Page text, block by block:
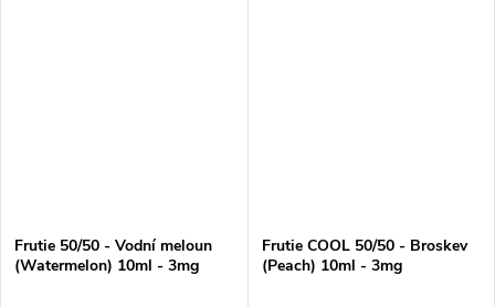
Frutie 50/50 - Vodní meloun
(Watermelon) 10ml - 3mg
Frutie COOL 50/50 - Broskev
(Peach) 10ml - 3mg